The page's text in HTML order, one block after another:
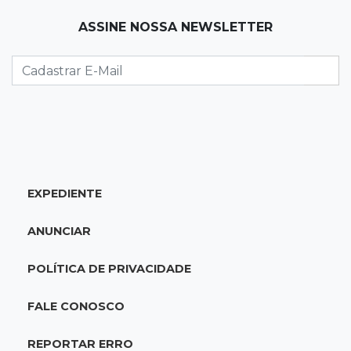
Granizo danifica telhados e plantações
durante temporal no interior
Vitória goleia Athletico-PR por 4 a 0 e avança
confronto com policiais militares
ASSINE NOSSA NEWSLETTER
EXPEDIENTE
ANUNCIAR
POLÍTICA DE PRIVACIDADE
FALE CONOSCO
REPORTAR ERRO